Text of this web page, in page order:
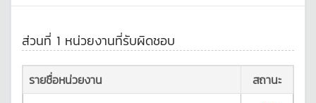
ส่วนที่ 1 หน่วยงานที่รับผิดชอบ
รายชื่อหน่วยงาน สถานะ